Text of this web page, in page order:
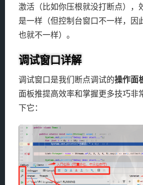
激活（比如你压根就没打断点），
是一样（但控制台窗口不一样，因
也就不一样）。
调试窗口详解
调试窗口是我们断点调试的操作面
面板推提高效率和掌握更多技巧非
下它：